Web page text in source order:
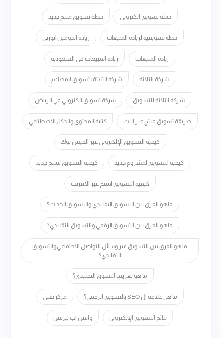
حملة تسويق الكتروني خطة تسويق منتج جديد
خطة تسويقية لزيادة المبيعات زيادة الدومين اثورتي
زيادة المبيعات زيادة المبيعات في السعودية
شركة التلاتة شركة التلاتة لتسويق المطاعم
شركة التلاتة للتسويق شركة تسويق الكتروني في الرياض
طريقة تسويق منتج عبر النت كتابة المحتوى والذكاء الاصطناعي
كيفية التسويق الإلكتروني عبر الفيس بوك
كيفية التسويق لمشروع جديد كيفية التسويق لمنتج جديد
كيفية التسويق لمنتج عبر الانترنت
ما هو الفرق بين التسويق التقليدي والتسويق الحديث؟
ما هو الفرق بين التسويق الرقمي والتسويق التقليدي؟
ما هو الفرق بين التسويق عبر وسائل التواصل الاجتماعي والتسويق
التقليدي؟
ما هو تعريف التسوق التقليدي؟
ما هي علاقة ال SEO بالتسويق الرقمي؟ مركز طبي
نتائج التسويق الإلكتروني واتس اب بيزنس